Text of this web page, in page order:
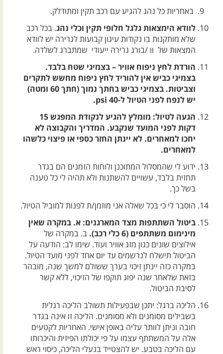
באחריות כל נהג להגיע עם רכב תקין ומתודלק.
לוודא הימצאות גלגל חלופי תקין וכלי נהג. בכל רכב
שלא מותקנות בו נקודות עיגון קבועות לגרירה יש לוודא
המצאות של וו /בורג גרירה ייעודי שמתברג לשלדה.
הורדת לחץ ניפוח אוויר – בצמיגי שטח בלבד.
בצמיגי כביש אין להוריד לחץ ניפוח מחשש לתקרים
וצביטות. בצמיגי כביש בחתך נמוך (חתך 60 ומטה)
יש לנפח לפני הטיול ל-40 psi.
הגעה לטיול: מומלץ להגיע לנקודת המפגש 15
דקות לפני המועד שנקבע. המדריך והקבוצה לא
יחכו למאחרים. לא יינתן החזר כספי או פיצוי כלשהו
למאחרים.
ידוע לי שהמסלול המתוכנן ולוחות הזמנים הם בגדר
תחזית בלבד, עשויים להשתנות ולא תהיה לי כל טענה
בשל כך.
הוסבר לי כי בכל שאלה אני מוזמן/ת לפנות למוביל הטיול.
ביטול השתתפות מצד המארגנים: א. במקרה שאין
מינימום משתתפים (6 כלי רכב).
ב. במקרה של
אילוצים שונים כגון מזג אוויר ועוד. שימו לב: הודעה על
הביטול תישלח לנרשמים עד יום אחד לפני מועד הטיול.
במקרה כזה יינתן זיכוי בערך ששולם למשך שנה, מובהר
בזאת שלאחר שנה יפוג תוקפו של הזיכוי, ללא קשר
לסיבת הביטול.
הליכה ברגל: יתכן שבפעילות תשולב הליכה רגלית
בשבילים מסומנים ולא מסומנים. הליכה זו אינה בגדר
חובה וניתן לוותר עליה באופן אישי. האחריות לקטעים
אלה על המשתתף עצמו על פי יכולתו הפיזית והיכרותו
עם הליכה בטבע. יש להצטייד בנעלי הליכה, כיסוי ראש